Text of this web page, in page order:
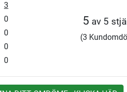
3
0
0
0
0
5 av 5
(3